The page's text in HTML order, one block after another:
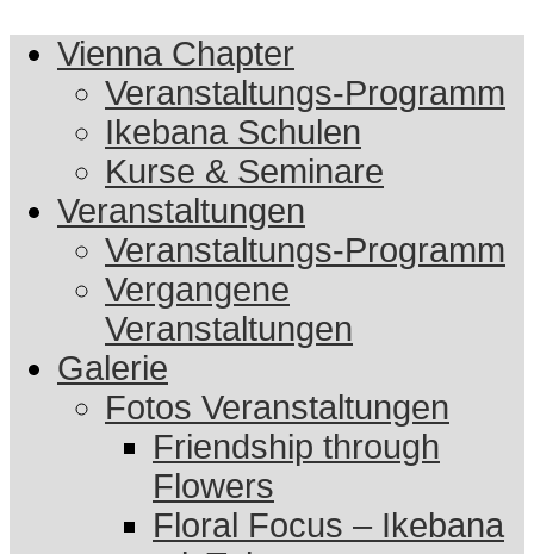
Vienna Chapter
Veranstaltungs-Programm
Ikebana Schulen
Kurse & Seminare
Veranstaltungen
Veranstaltungs-Programm
Vergangene
Veranstaltungen
Galerie
Fotos Veranstaltungen
Friendship through
Flowers
Floral Focus – Ikebana